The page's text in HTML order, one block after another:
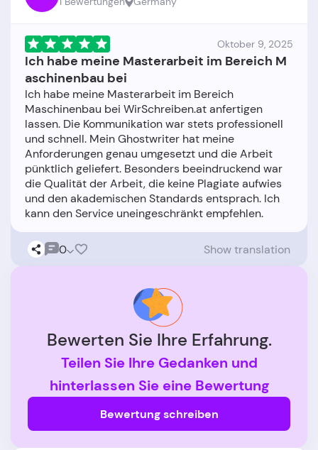
Oktober 9, 2025
Ich habe meine Masterarbeit im Bereich M
aschinenbau bei
Ich habe meine Masterarbeit im Bereich
Maschinenbau bei WirSchreiben.at anfertigen
lassen. Die Kommunikation war stets professionell
und schnell. Mein Ghostwriter hat meine
Anforderungen genau umgesetzt und die Arbeit
pünktlich geliefert. Besonders beeindruckend war
die Qualität der Arbeit, die keine Plagiate aufwies
und den akademischen Standards entsprach. Ich
0 Show translation
Bewerten Sie Ihre Erfahrung.
Teilen Sie Ihre Gedanken und
hinterlassen Sie eine Bewertung
Bewertung schreiben